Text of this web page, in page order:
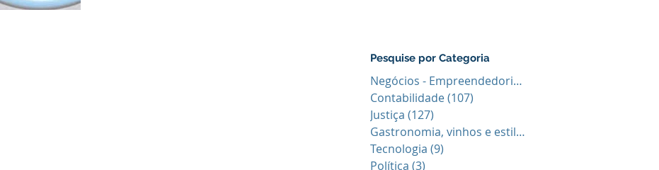
Pesquise por Categoria
Negócios - Empreendedorismo
Contabilidade(107)
Justiça (127)
Gastronomia, vinhos e estilo de vid
Tecnologia (9)
Política (3)